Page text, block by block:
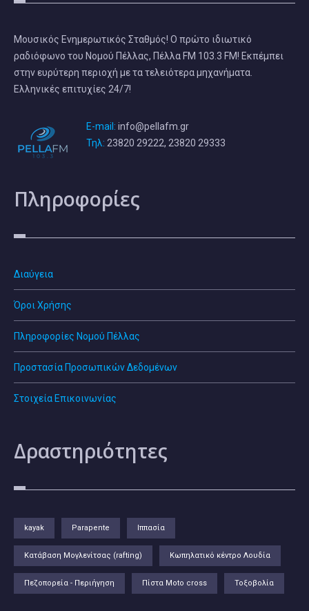
Μουσικός Ενημερωτικός Σταθμός! Ο πρώτο ιδιωτικό
ραδιόφωνο του Νομού Πέλλας, Πέλλα FM 103.3 FM! Εκπέμπει
στην ευρύτερη περιοχή με τα τελειότερα μηχανήματα.
Ελληνικές επιτυχίες 24/7!
E-mail: info@pellafm.gr
Τηλ: 23820 29222, 23820 29333
Πληροφορίες
Διαύγεια
Όροι Χρήσης
Πληροφορίες Νομού Πέλλας
Προστασία Προσωπικών Δεδομένων
Στοιχεία Επικοινωνίας
Δραστηριότητες
kayak Parapente Ιππασία
Κατάβαση Μογλενίτσας (rafting) Κωπηλατικό κέντρο Λουδία
Πεζοπορεία - Περιήγηση Πίστα Moto cross Τοξοβολία